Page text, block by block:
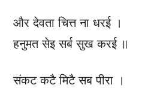
और देवता चित्त ना धरई ।
हनुमत सेइ सर्ब सुख करई ॥
संकट कटै मिटै सब पीरा ।